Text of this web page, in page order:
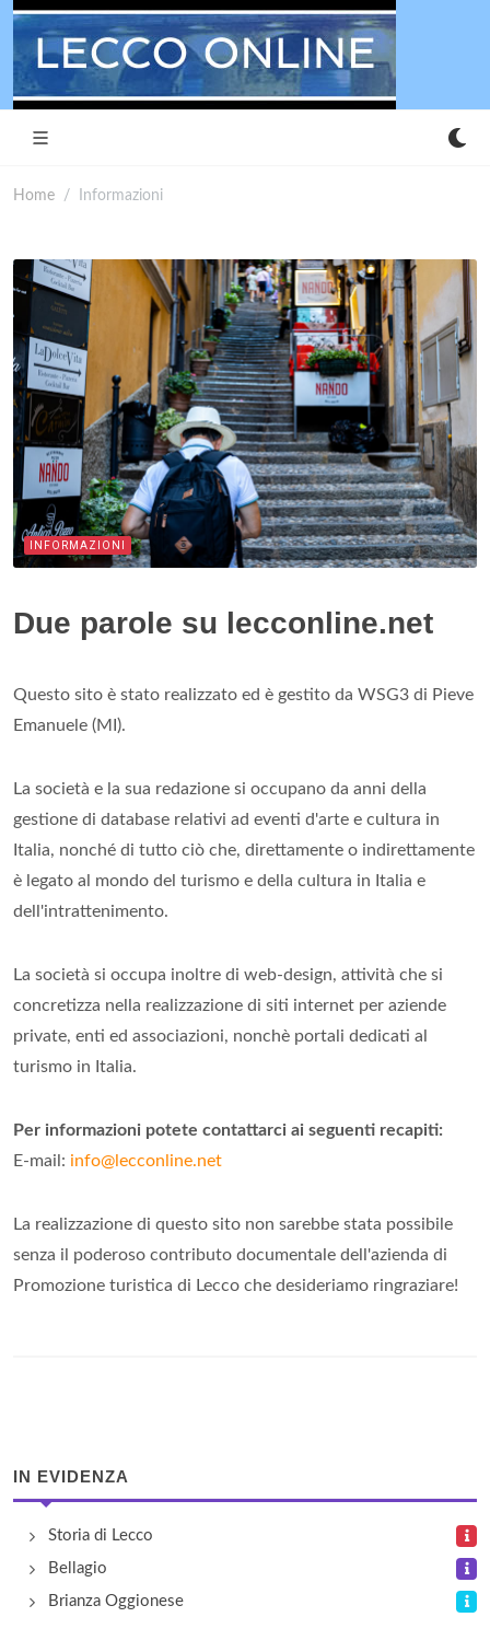
Home Informazioni
INFORMAZIONI
Due parole su lecconline.net
Questo sito è stato realizzato ed è gestito da WSG3 di Pieve
Emanuele (MI).
La società e la sua redazione si occupano da anni della
gestione di database relativi ad eventi d'arte e cultura in
Italia, nonché di tutto ciò che, direttamente o indirettamente
è legato al mondo del turismo e della cultura in Italia e
dell'intrattenimento.
La società si occupa inoltre di web-design, attività che si
concretizza nella realizzazione di siti internet per aziende
private, enti ed associazioni, nonchè portali dedicati al
turismo in Italia.
Per informazioni potete contattarci ai seguenti recapiti:
E-mail: info@lecconline.net
La realizzazione di questo sito non sarebbe stata possibile
senza il poderoso contributo documentale dell'azienda di
Promozione turistica di Lecco che desideriamo ringraziare!
IN EVIDENZA
Storia di Lecco
Bellagio
Brianza Oggionese